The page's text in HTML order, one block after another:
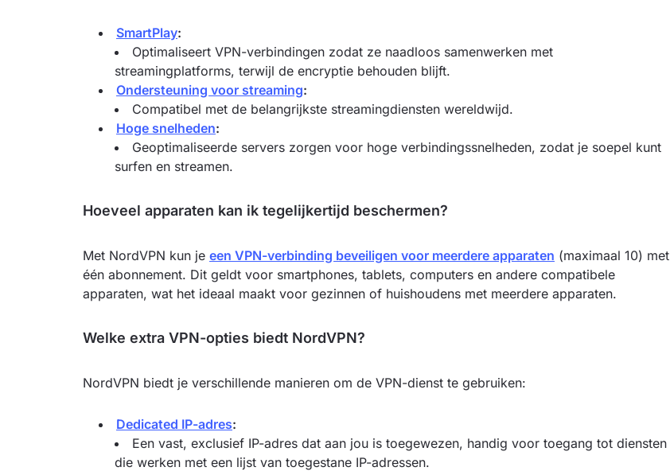
SmartPlay:
Optimaliseert VPN-verbindingen zodat ze naadloos samenwerken met
streamingplatforms, terwijl de encryptie behouden blijft.
Ondersteuning voor streaming:
Compatibel met de belangrijkste streamingdiensten wereldwijd.
Hoge snelheden:
Geoptimaliseerde servers zorgen voor hoge verbindingssnelheden, zodat je soepel kunt
surfen en streamen.
Hoeveel apparaten kan ik tegelijkertijd beschermen?
Met NordVPN kun je een VPN-verbinding beveiligen voor meerdere apparaten (maximaal 10) met
één abonnement. Dit geldt voor smartphones, tablets, computers en andere compatibele
apparaten, wat het ideaal maakt voor gezinnen of huishoudens met meerdere apparaten.
Welke extra VPN-opties biedt NordVPN?
NordVPN biedt je verschillende manieren om de VPN-dienst te gebruiken:
Dedicated IP-adres:
Een vast, exclusief IP-adres dat aan jou is toegewezen, handig voor toegang tot diensten
die werken met een lijst van toegestane IP-adressen.